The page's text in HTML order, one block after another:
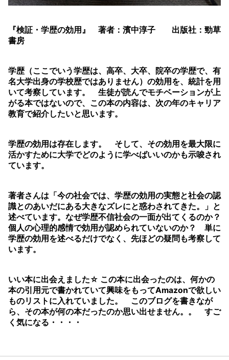
『検証・学歴の効用』 著者：濱中淳子 出版社：勁草
書房
学歴（ここでいう学歴は、高卒、大卒、院卒の学歴で、有
名大学出身の学校歴ではありません）の効用を、統計を用
いて考察しています。 生徒が読んでモチベーションが上
がる本ではないので、この本の内容は、次の年のキャリア
教育で紹介したいと思います。
学歴の効用は存在します。 そして、その効用を最大限に
活かすために大学でどのように学べばいいのかも示唆され
ています。
著者さんは「今の社会では、学歴の効用の実態と社会の認
識とのあいだにある大きなズレにと惑わされてきた。」と
述べています。なぜ学歴不信社会の一面が出てくるのか？
個人の心理的感情で効用が認められていないのか？ 単に
学歴の効用を述べるだけでなく、先ほどの疑問も考察して
います。
いい本に出会えました☆ この本に出会ったのは、何かの
本の引用元で書かれていて興味をもってAmazonで欲しい
ものリストに入れていました。 このブログを書きなが
ら、その本が何の本だったのか思い出せません。。 すご
く気になる・・・・